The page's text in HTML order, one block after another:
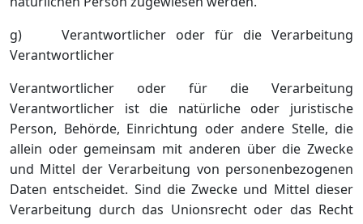
g) Verantwortlicher oder für die Verarbeitung
Verantwortlicher
Verantwortlicher oder für die Verarbeitung
Verantwortlicher ist die natürliche oder juristische
Person, Behörde, Einrichtung oder andere Stelle, die
allein oder gemeinsam mit anderen über die Zwecke
und Mittel der Verarbeitung von personenbezogenen
Daten entscheidet. Sind die Zwecke und Mittel dieser
Verarbeitung durch das Unionsrecht oder das Recht